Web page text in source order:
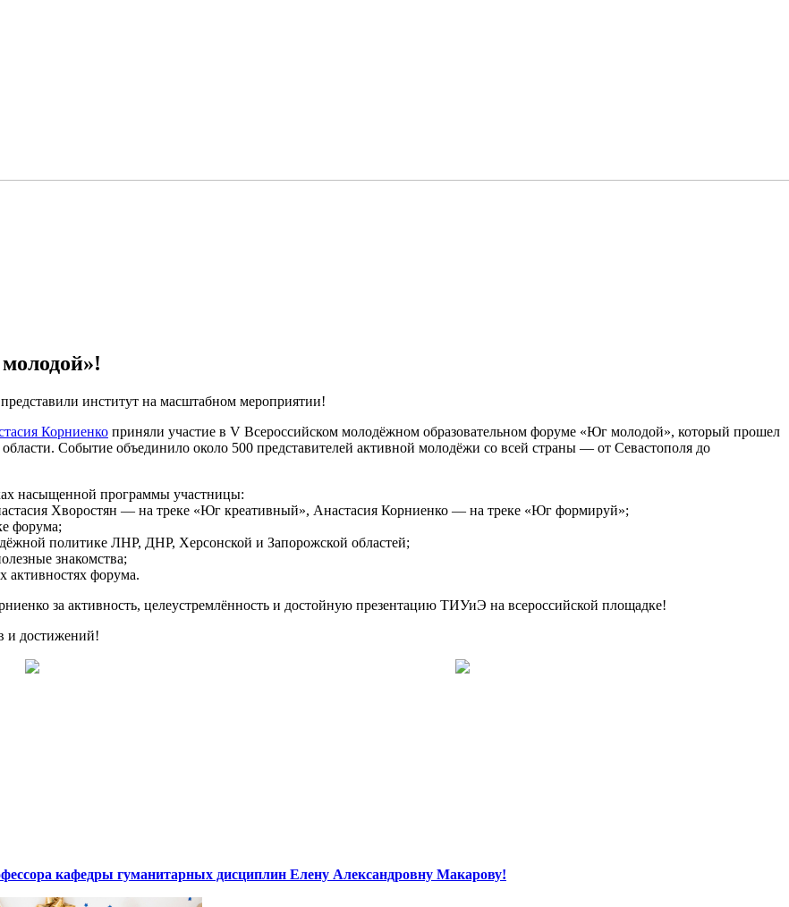
институт на масштабном мероприятии!
Корниенко приняли участие в V Всероссийском молодёжном образовательном форуме «Юг молодой», который прошел
Событие объединило около 500 представителей активной молодёжи со всей страны — от Севастополя до
насыщенной программы участницы:
Хворостян — на треке «Юг креативный», Анастасия Корниенко — на треке «Юг формируй»;
форума;
политике ЛНР, ДНР, Херсонской и Запорожской областей;
знакомства;
активностях форума.
за активность, целеустремлённость и достойную презентацию ТИУиЭ на всероссийской площадке!
и достижений!
кафедры гуманитарных дисциплин Елену Александровну Макарову!